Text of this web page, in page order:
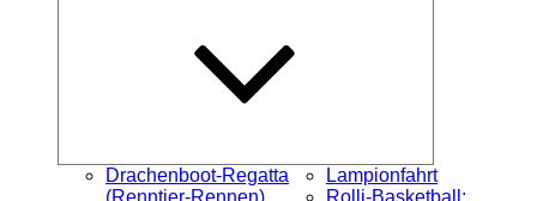
Drachenboot-Regatta
(Renntier-Rennen)
Lampionfahrt
Rolli-Basketball: